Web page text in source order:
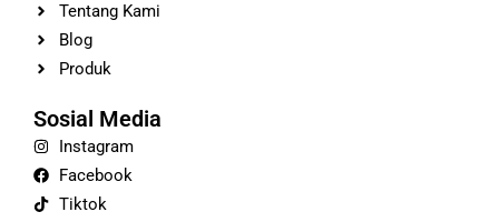
Tentang Kami
Blog
Produk
Sosial Media
Instagram
Facebook
Tiktok